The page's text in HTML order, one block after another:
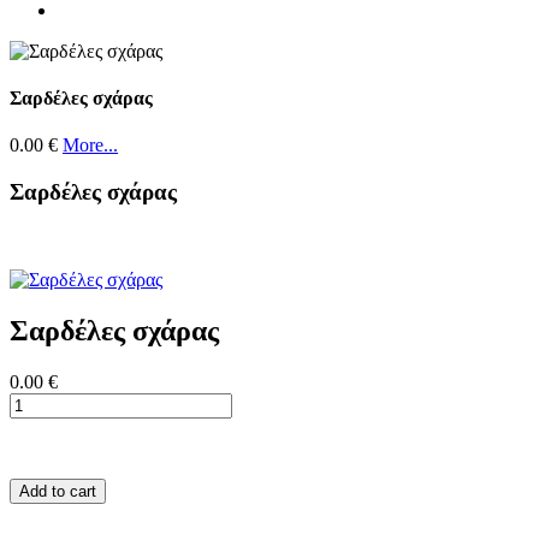
Σαρδέλες σχάρας
0.00 € More...
Σαρδέλες σχάρας
Σαρδέλες σχάρας
0.00 €
Add to cart